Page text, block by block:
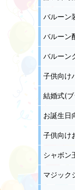
バルーン
バルーン
バルーン
子供向け
結婚式(
お誕生日
子供向け
シャボン
マジック